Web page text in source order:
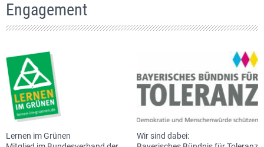
Engagement
Lernen im Grünen
Wir sind dabei: